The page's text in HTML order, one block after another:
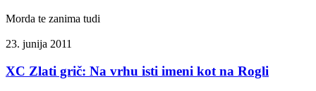
Morda te zanima tudi
23. junija 2011
XC Zlati grič: Na vrhu isti imeni kot na Rogli